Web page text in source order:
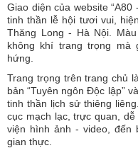
Giao diện của website
tinh thần lễ hội tươi vui,
Thăng Long - Hà Nội.
không khí trang trọng mà
hứng.
Trang trọng trên trang chủ
bản “Tuyên ngôn Độc lập”
tinh thần lịch sử thiêng
cục mạch lạc, trực quan,
viện hình ảnh - video, đến
gian thực.